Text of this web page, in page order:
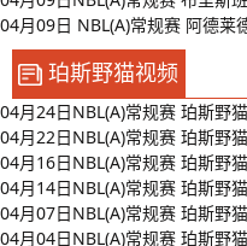
04月09日 NBL(A)常规赛 阿德莱
珀斯野猫视频
04月24日NBL(A)常规赛 珀斯野
04月22日NBL(A)常规赛 珀斯野
04月16日NBL(A)常规赛 珀斯野
04月14日NBL(A)常规赛 珀斯野
04月07日NBL(A)常规赛 珀斯野
04月04日NBL(A)常规赛 珀斯野